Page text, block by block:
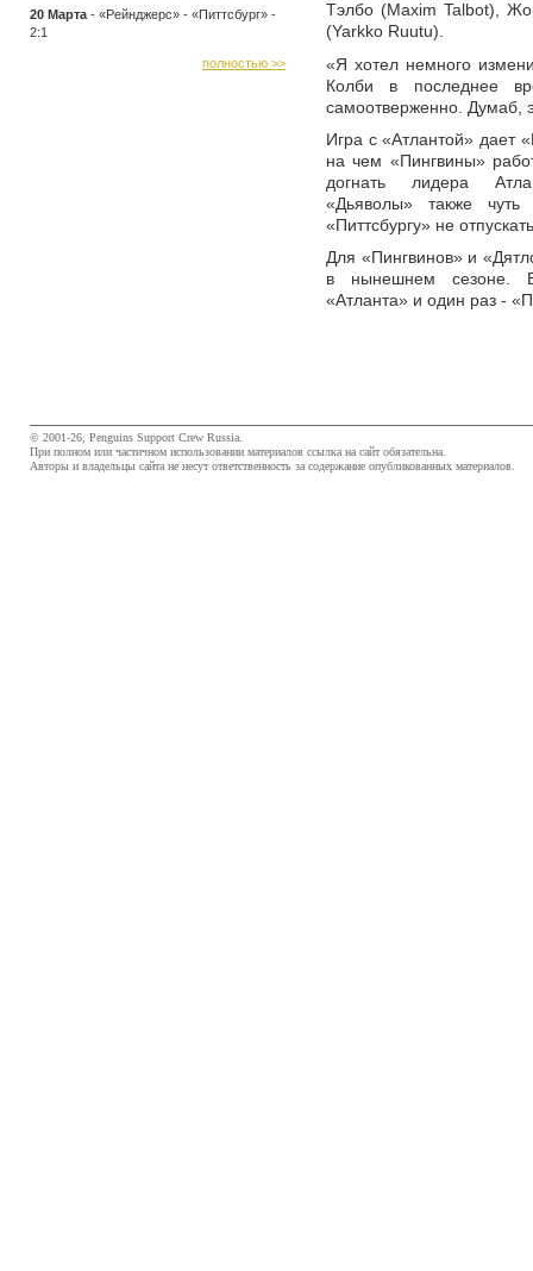
Тэлбо (Maxim Talbot),
(Yarkko Ruutu).
«Я хотел немного
Колби в последнее
самоотверженно. Думаб,
Игра с «Атлантой» дает
на чем «Пингвины»
догнать лидера
«Дьяволы» также
«Питтсбургу» не
Для «Пингвинов» и
в нынешнем сезоне.
«Атланта» и один раз -
20 Марта - «Рейнджерс» - «Питтсбург» -
2:1
полностью >>
© 2001-26, Penguins Support Crew Russia.
При полном или частичном использовании материалов ссылка на сайт обязательна.
Авторы и владельцы сайта не несут ответственность за содержание опубликованных материалов.